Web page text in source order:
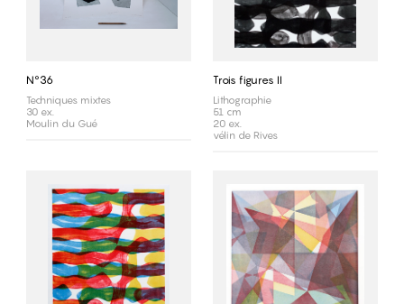
N°36
Techniques mixtes
30 ex.
Moulin du Gué
Trois figures II
Lithographie
51 cm
20 ex.
vélin de Rives